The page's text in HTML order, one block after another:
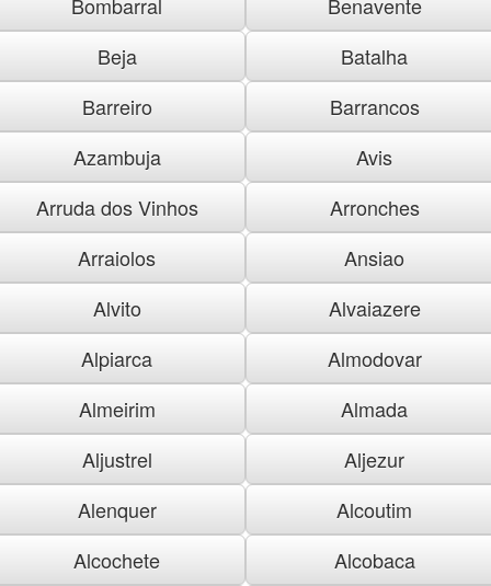
Beja
Batalha
Barreiro
Barrancos
Azambuja
Avis
Arruda dos Vinhos
Arronches
Arraiolos
Ansiao
Alvito
Alvaiazere
Alpiarca
Almodovar
Almeirim
Almada
Aljustrel
Aljezur
Alenquer
Alcoutim
Alcochete
Alcobaca